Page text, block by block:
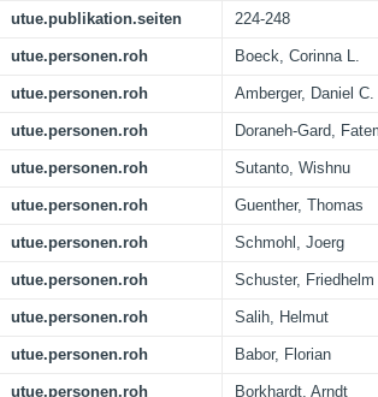
utue.publikation.seiten 224-248
utue.personen.roh Boeck, Corinna L.
utue.personen.roh Amberger, Daniel C.
utue.personen.roh Doraneh-Gard,
utue.personen.roh Sutanto, Wishnu
utue.personen.roh Guenther, Thomas
utue.personen.roh Schmohl, Joerg
utue.personen.roh Schuster, Friedhelm
utue.personen.roh Salih, Helmut
utue.personen.roh Babor, Florian
utue.personen.roh Borkhardt, Arndt